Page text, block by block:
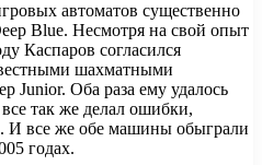
автоматов существенно
Blue. Несмотря на свой опыт
Каспаров согласился
шахматными
Оба раза ему удалось
так же делал ошибки,
И все же обе машины обыграли
годах.